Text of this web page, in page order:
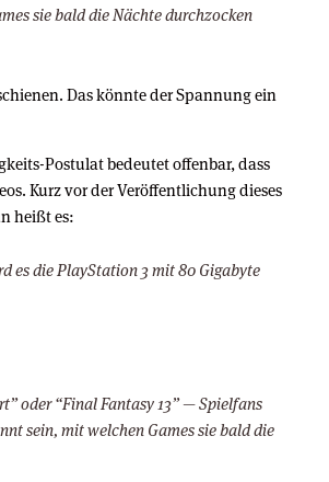
sie bald die Nächte durchzocken
Das könnte der Spannung ein
Postulat bedeutet offenbar, dass
Kurz vor der Veröffentlichung dieses
heißt es:
es die PlayStation 3 mit 80 Gigabyte
oder “Final Fantasy 13” — Spielfans
sein, mit welchen Games sie bald die